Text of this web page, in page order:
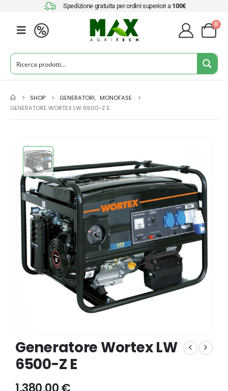
Spedizione gratuita per ordini superiori a 100€
0
SHOP GENERATORI, MONOFASE
GENERATORE WORTEX LW 6500-Z E
Generatore Wortex LW
6500-Z E